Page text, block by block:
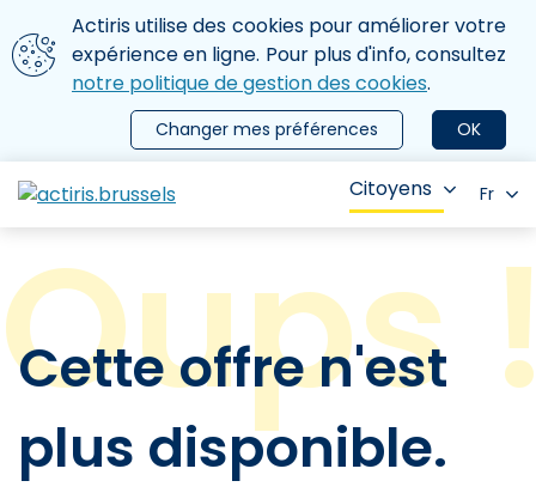
Aller au contenu principal
Nous utilisons des cookies
Actiris utilise des cookies pour améliorer votre
expérience en ligne. Pour plus d'info, consultez
notre politique de gestion des cookies.
OK
Changer mes préférences
le menu
Citoyens Fr
Cette offre n'est
plus disponible.